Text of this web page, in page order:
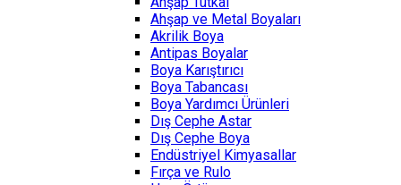
Ahşap ve Metal Boyaları
Akrilik Boya
Antipas Boyalar
Boya Karıştırıcı
Boya Tabancası
Boya Yardımcı Ürünleri
Dış Cephe Astar
Dış Cephe Boya
Endüstriyel Kimyasallar
Fırça ve Rulo